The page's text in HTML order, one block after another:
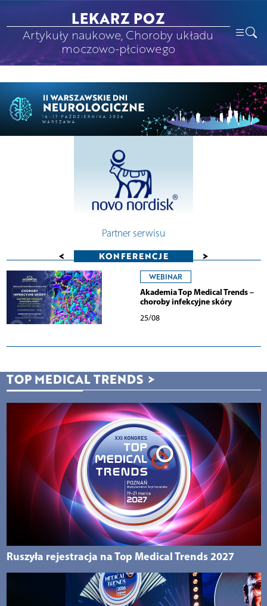
LEKARZ POZ
Artykuły naukowe, Choroby układu
moczowo-płciowego
Partner serwisu
< KONFERENCJE >
WEBINAR
Akademia Top Medical Trends –
choroby infekcyjne skóry
25/08
TOP MEDICAL TRENDS >
Ruszyła rejestracja na Top Medical Trends 2027